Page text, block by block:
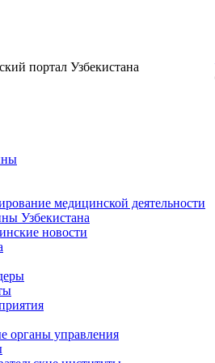
медицинской деятельности
Узбекистана
новости
органы управления